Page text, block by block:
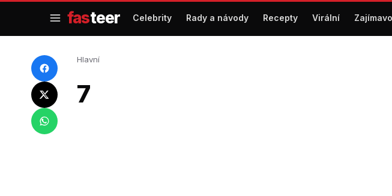
obsah
fasteer Celebrity Rady a návody Recepty Virální
Hlavní
7